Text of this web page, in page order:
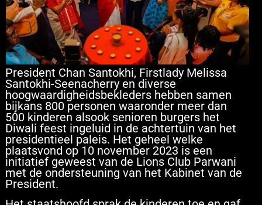
President Chan Santokhi, Firstlady Melissa
Santokhi-Seenacherry en diverse
hoogwaardigheidsbekleders hebben samen
bijkans 800 personen waaronder meer dan
500 kinderen alsook senioren burgers het
Diwali feest ingeluid in de achtertuin van het
presidentieel paleis. Het geheel welke
plaatsvond op 10 november 2023 is een
initiatief geweest van de Lions Club Parwani
met de ondersteuning van het Kabinet van de
President.